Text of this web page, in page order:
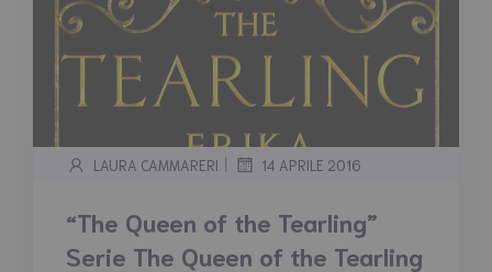
LAURA CAMMARERI | 14 APRILE 2016
“The Queen of the Tearling”
Serie The Queen of the Tearling